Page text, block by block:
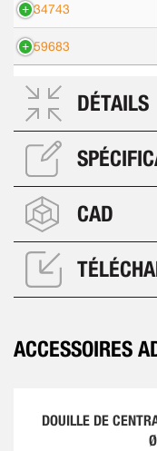
534743
559683
DÉTAILS
CAD
ACCESSOIRES
DOUILLE DE